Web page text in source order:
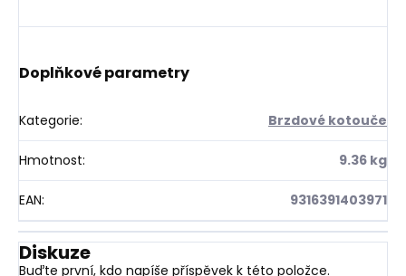
Doplňkové parametry
Kategorie: Brzdové kotouče
Hmotnost: 9.36 kg
EAN: 9316391403971
Diskuze
Buďte první, kdo napíše příspěvek k této položce.